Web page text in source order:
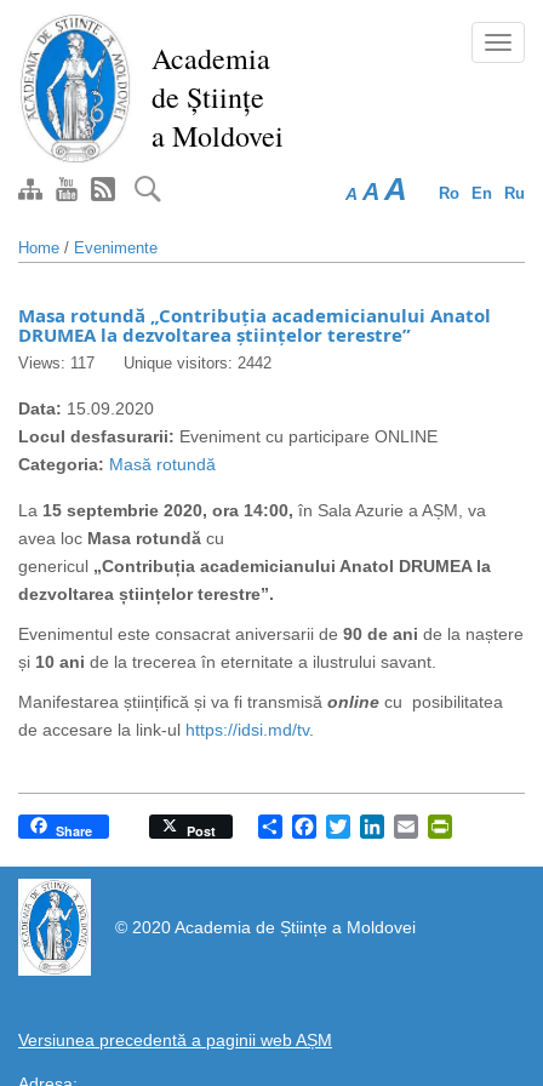
main
content
Academia
de Științe
a Moldovei
Ro En Ru
A A A
Home / Evenimente
Masa rotundă „Contribuția academicianului Anatol
DRUMEA la dezvoltarea științelor terestre”
Views: 117 Unique visitors: 2442
Data: 15.09.2020
Locul desfasurarii: Eveniment cu participare ONLINE
Categoria: Masă rotundă
La 15 septembrie 2020, ora 14:00, în Sala Azurie a AȘM, va
avea loc Masa rotundă cu
genericul „Contribuția academicianului Anatol DRUMEA la
dezvoltarea științelor terestre”.
Evenimentul este consacrat aniversarii de 90 de ani de la naștere
și 10 ani de la trecerea în eternitate a ilustrului savant.
Manifestarea științifică și va fi transmisă online cu posibilitatea
de accesare la link-ul https://idsi.md/tv.
Share
Share Post Facebook
TwitterLinkedIn
Email
© 2020 Academia de Științe a Moldovei
Versiunea precedentă a paginii web AȘM
https://propletenie.ru/